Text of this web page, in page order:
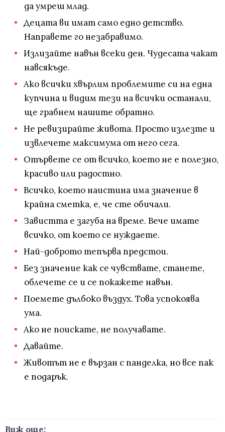
да умреш млад.
Децата ви имат само едно детство.
Направете го незабравимо.
Излизайте навън всеки ден. Чудесата чакат
навсякъде.
Ако всички хвърлим проблемите си на една
купчина и видим тези на всички останали,
ще грабнем нашите обратно.
Не ревизирайте живота. Просто излезте и
извлечете максимума от него сега.
Отървете се от всичко, което не е полезно,
красиво или радостно.
Всичко, което наистина има значение в
крайна сметка, е, че сте обичали.
Завистта е загуба на време. Вече имате
всичко, от което се нуждаете.
Най-доброто тепърва предстои.
Без значение как се чувствате, станете,
облечете се и се покажете навън.
Поемете дълбоко въздух. Това успокоява
ума.
Ако не поискате, не получавате.
Давайте.
Животът не е вързан с панделка, но все пак
е подарък.
Виж още: